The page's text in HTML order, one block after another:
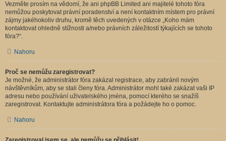
Vezměte prosím na vědomí, že ani phpBB Limited ani majitelé tohoto fóra
nemůžou poskytovat právní poradenství a není kontaktním místem pro právní
zájmy jakéhokoliv druhu, kromě těch uvedených v otázce „Koho mám
kontaktovat ohledně stížnosti a/nebo právních záležitostí týkajících se tohoto
fóra?“.
Nahoru
Proč se nemůžu zaregistrovat?
Je možné, že administrátor fóra zakázal registrace, aby zabránil novým
návštěvníkům, aby se stali členy fóra. Administrátor mohl také zakázat vaši IP
adresu nebo používání uživatelského jména, pomocí kterého se snažíš
zaregistrovat. Kontaktujte administrátora fóra a požádejte ho o pomoc.
Nahoru